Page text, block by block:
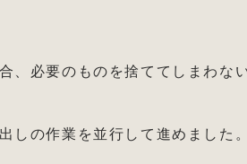
、必要のものを捨ててしまわな
しの作業を並行して進めました。